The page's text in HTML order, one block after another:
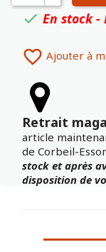
 En stock -
 Ajouter à
Retrait
article
de Corbeil-
stock et après
disposition de